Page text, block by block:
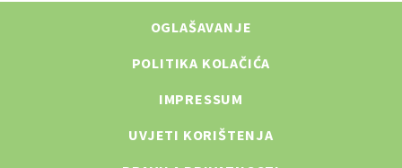
OGLAŠAVANJE
POLITIKA KOLAČIĆA
IMPRESSUM
UVJETI KORIŠTENJA